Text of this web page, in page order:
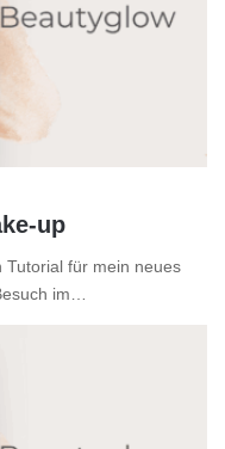
up
Tutorial für mein neues
im…